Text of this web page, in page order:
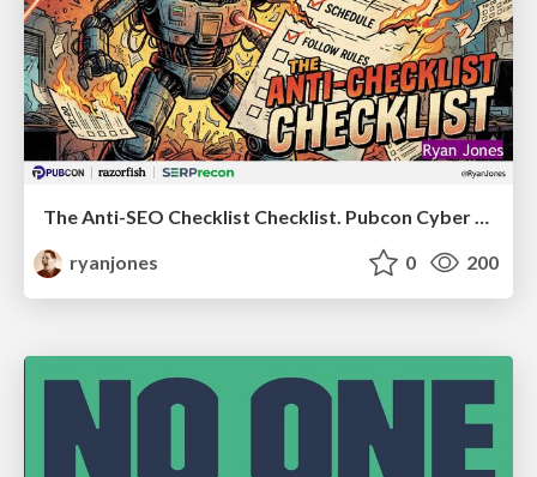
ryanjones
0 200